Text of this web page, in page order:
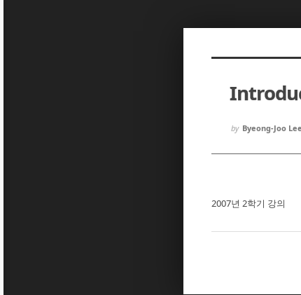
by Byeong-Joo Lee
2007년 2학기 강의
Sketchbook5, 스케치북5
Sketchbook5, 스케치북5
Sketchbook5, 스케치북5
Sketchbook5, 스케치북5